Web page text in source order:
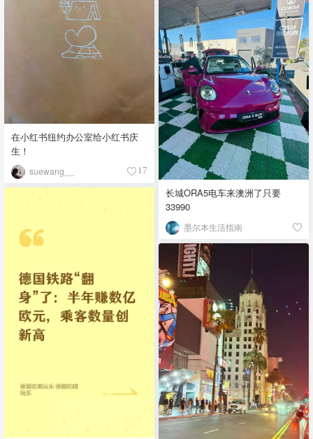
在小红书纽约办公室给小红书庆
生！
suewang__ 17
长城ORA5电车来澳洲了只要
33990
墨尔本生活指南